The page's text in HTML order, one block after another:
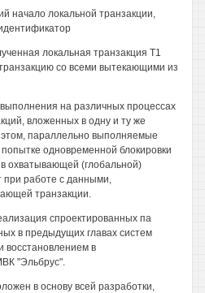
начало локальной транзакции,
локальная транзакция Т1
со всеми вытекающими из
на различных процессах
вложенных в одну и ту же
параллельно выполняемые
одновременной блокировки
охватывающей (глобальной)
при работе с данными,
транзакции.
спроектированных па
в предыдущих главах систем
восстановлением в
"Эльбрус".
в основу всей разработки,